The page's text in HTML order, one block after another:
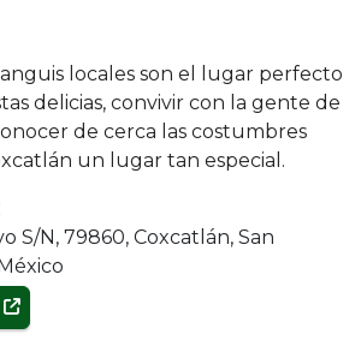
locales son el lugar perfecto
delicias, convivir con la gente de
de cerca las costumbres
un lugar tan especial.
S/N, 79860, Coxcatlán, San